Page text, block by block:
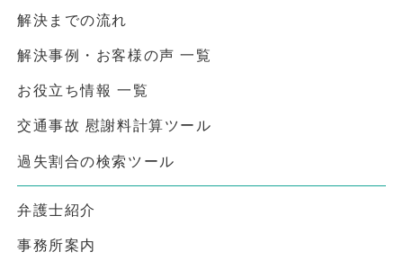
解決までの流れ
解決事例・お客様の声 一覧
お役立ち情報 一覧
交通事故 慰謝料計算ツール
過失割合の検索ツール
弁護士紹介
事務所案内